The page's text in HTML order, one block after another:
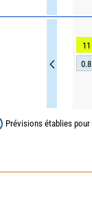
11
0.8
Prévisions établies